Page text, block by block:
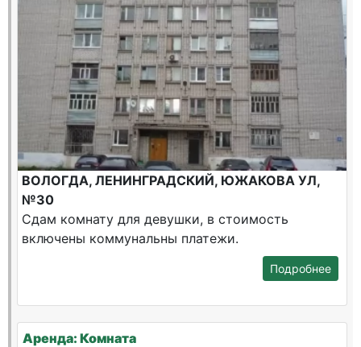
ВОЛОГДА, ЛЕНИНГРАДСКИЙ, ЮЖАКОВА УЛ,
№30
Сдам комнату для девушки, в стоимость
включены коммунальны платежи.
Подробнее
Аренда: Комната